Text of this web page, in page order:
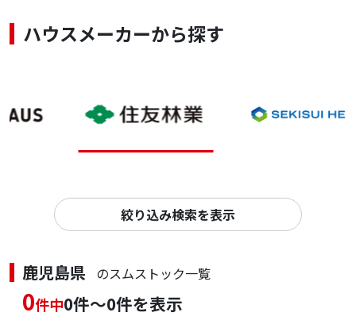
ハウスメーカーから探す
絞り込み検索を表示
鹿児島県 のスムストック一覧
0件中0件～0件を表示